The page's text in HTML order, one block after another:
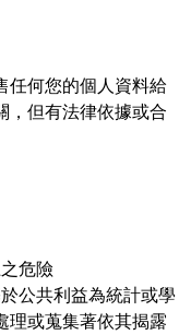
任何您的個人資料給
，但有法律依據或合
危險
公共利益為統計或學
理或蒐集著依其揭露